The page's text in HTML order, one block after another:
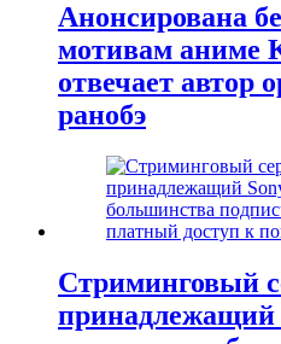
Анонсирована
мотивам аниме
отвечает автор
ранобэ
Стриминговый
принадлежащий